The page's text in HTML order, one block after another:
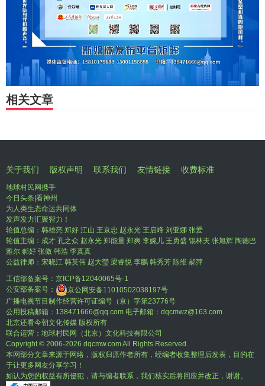
相关文章
关于我们 版权声明 联系我们 友情链接 收费标准
地球村民网携手
今日头条|看神州
为人类生态命运共同体
发声发力汇聚智力！
轮值总编：韩雄亮 郑好 江山 王京忠 赵永光 王启峰 刘亚娜 张爱
轮值主编：成才 孔之众 赵永光 郑能量 郑爽 李婉儿 王勇盛 锡林夫 张旭辉 陶德巴
雅尔 郝好 张傲 韩浩 李真真
公益律师：宋晓江 韩英伟 赵大瑩 梁睿悦 李鹏 韩秀芳 陈维 郝萍
工信部备案号： 京ICP备12040065号-1
公安部备案号：
京公网安备11010502038197号
广播电视节目制作经营许可证编号（京）字第23776号
公用投稿邮箱：138471666@qq.com 电子邮箱：dqcmwz@163.com
北京还看今朝文化传媒 版权所有
联合运营：地球村民网（北京）文化科技有限公司
Copyright © 2006-2026 dqcmw.com All Rights Reserved.
本网部分文章来源于网络，版权归原作者所有，经编者收集整理后发表，目的在
于让更多网友分享学习！
如认为您的权益有所侵犯，请与编者联系，我们核实后将回应并改正，谢谢。